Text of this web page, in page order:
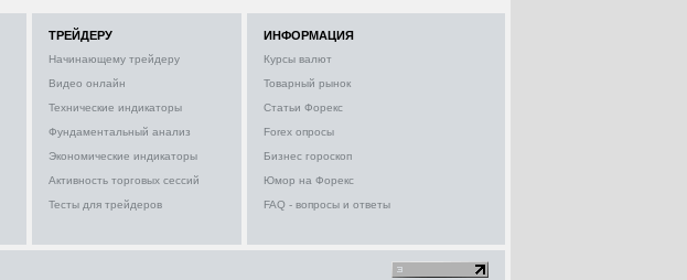
ТРЕЙДЕРУ
Начинающему трейдеру
Видео онлайн
Технические индикаторы
Фундаментальный анализ
Экономические индикаторы
Активность торговых сессий
Тесты для трейдеров
ИНФОРМАЦИЯ
Курсы валют
Товарный рынок
Статьи Форекс
Forex опросы
Бизнес гороскоп
Юмор на Форекс
FAQ - вопросы и ответы